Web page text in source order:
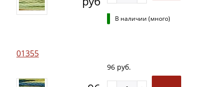
В наличии (много)
01355
96 руб.